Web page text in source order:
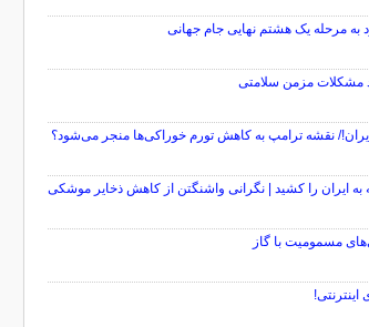
مرحله یک هشتم نهایی جام جهانی
مزمن سلامتی
ایران!/ نقشه ترامپ به کاهش تورم خوراکی‌ها منجر می‌شود؟
به ایران را کشید | نگرانی واشنگتن از کاهش ذخایر موشکی
مسمومیت با گاز